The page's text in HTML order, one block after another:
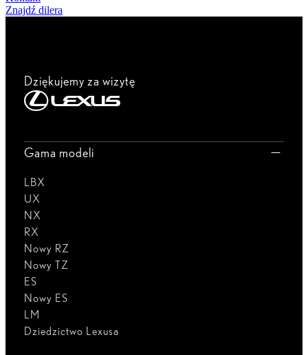
Znajdź dilera
Dziękujemy za wizytę
Gama modeli
LBX
UX
NX
RX
Nowy RZ
Nowy TZ
ES
Nowy ES
LM
Dziedzictwo Lexusa